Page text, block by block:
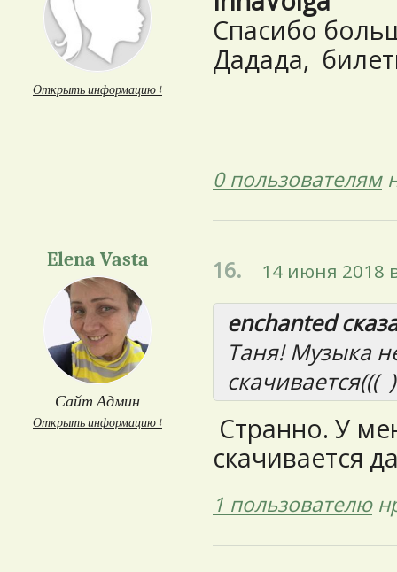
Открыть информацию ↓
Спасибо
Дадада,
0 пользователям
Elena Vasta
Сайт Админ
Открыть информацию ↓
16. 14 июня 2018
enchanted
Таня! Музыка
скачивается((( )
Странно. У
скачивается
1 пользователю